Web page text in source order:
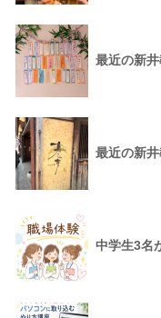
最近の新井
最近の新井
中学生3名